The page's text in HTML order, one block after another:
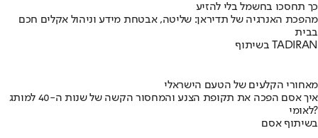
כך תחסכו בחשמל בלי להזיע
מהפכת האנרגיה של תדיראן: שליטה, אבטחת מידע וניהול אקלים חכם
בבית
בשיתוף TADIRAN
מאחורי הקלעים של הטעם הישראלי
איך אסם הפכה את תקופת הצנע והמחסור הקשה של שנות ה-40 למותג
לאומי?
בשיתוף אסם